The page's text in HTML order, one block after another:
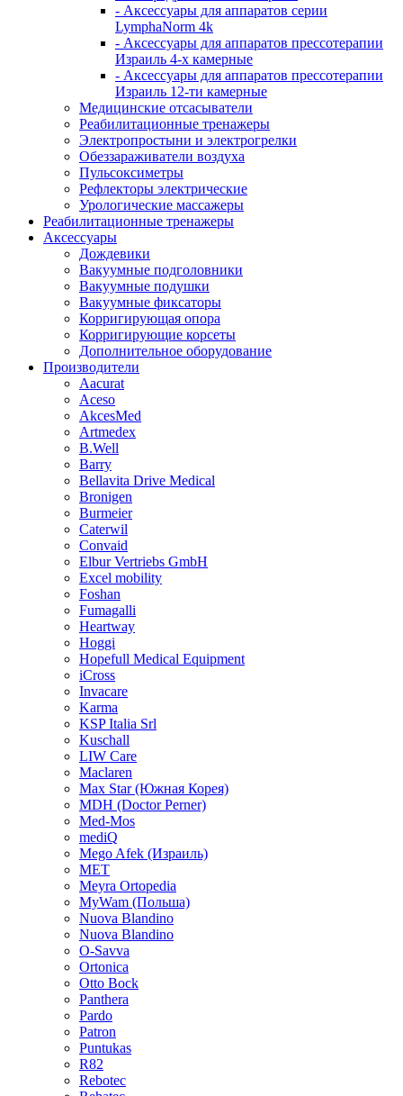
- Аксессуары для аппаратов серии
LymphaNorm 4k
- Аксессуары для аппаратов прессотерапии
Израиль 4-х камерные
- Аксессуары для аппаратов прессотерапии
Израиль 12-ти камерные
Медицинские отсасыватели
Реабилитационные тренажеры
Электропростыни и электрогрелки
Обеззараживатели воздуха
Пульсоксиметры
Рефлекторы электрические
Урологические массажеры
Реабилитационные тренажеры
Аксессуары
Дождевики
Вакуумные подголовники
Вакуумные подушки
Вакуумные фиксаторы
Корригирующая опора
Корригирующие корсеты
Дополнительное оборудование
Производители
Aacurat
Aceso
AkcesMed
Artmedex
B.Well
Barry
Bellavita Drive Medical
Bronigen
Burmeier
Caterwil
Convaid
Elbur Vertriebs GmbH
Excel mobility
Foshan
Fumagalli
Heartway
Hoggi
Hopefull Medical Equipment
iCross
Invacare
Karma
KSP Italia Srl
Kuschall
LIW Care
Maclaren
Max Star (Южная Корея)
MDH (Doctor Perner)
Med-Mos
mediQ
Mego Afek (Израиль)
MET
Meyra Ortopedia
MyWam (Польша)
Nuova Blandino
Nuova Blandino
O-Savva
Ortonica
Otto Bock
Panthera
Pardo
Patron
Puntukas
R82
Rebotec